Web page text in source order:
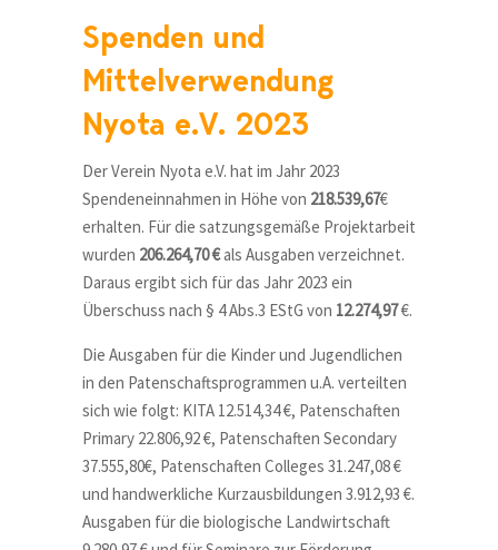
Spenden und
Mittelverwendung
Nyota e.V. 2023
Der Verein Nyota e.V. hat im Jahr 2023
Spendeneinnahmen in Höhe von 218.539,67€
erhalten. Für die satzungsgemäße Projektarbeit
wurden 206.264,70 €als Ausgaben verzeichnet.
Daraus ergibt sich für das Jahr 2023 ein
Überschuss nach § 4 Abs.3 EStG von 12.274,97€.
Die Ausgaben für die Kinder und Jugendlichen
in den Patenschaftsprogrammen u.A. verteilten
sich wie folgt: KITA 12.514,34 €, Patenschaften
Primary 22.806,92 €, Patenschaften Secondary
37.555,80€, Patenschaften Colleges 31.247,08 €
und handwerkliche Kurzausbildungen 3.912,93 €.
Ausgaben für die biologische Landwirtschaft